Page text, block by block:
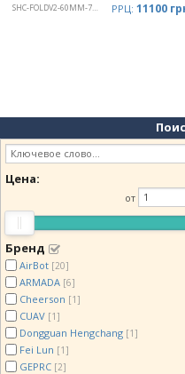
SHC-FOLDV2-60MM-7075 РРЦ: 11100
Цена:
от
Бренд
AirBot [20]
ARMADA [6]
Cheerson [1]
CUAV [1]
Dongguan Hengchang [1]
Fei Lun [1]
GEPRC [2]